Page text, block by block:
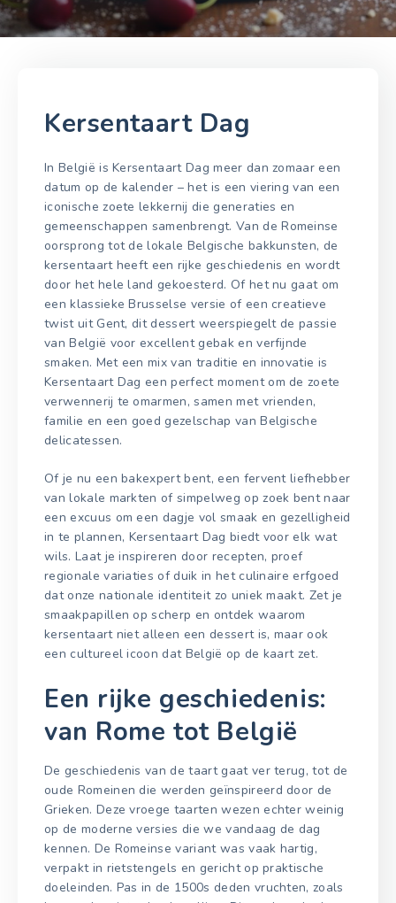
Kersentaart Dag
In België is Kersentaart Dag meer dan zomaar een
datum op de kalender – het is een viering van een
iconische zoete lekkernij die generaties en
gemeenschappen samenbrengt. Van de Romeinse
oorsprong tot de lokale Belgische bakkunsten, de
kersentaart heeft een rijke geschiedenis en wordt
door het hele land gekoesterd. Of het nu gaat om
een klassieke Brusselse versie of een creatieve
twist uit Gent, dit dessert weerspiegelt de passie
van België voor excellent gebak en verfijnde
smaken. Met een mix van traditie en innovatie is
Kersentaart Dag een perfect moment om de zoete
verwennerij te omarmen, samen met vrienden,
familie en een goed gezelschap van Belgische
delicatessen.
Of je nu een bakexpert bent, een fervent liefhebber
van lokale markten of simpelweg op zoek bent naar
een excuus om een dagje vol smaak en gezelligheid
in te plannen, Kersentaart Dag biedt voor elk wat
wils. Laat je inspireren door recepten, proef
regionale variaties of duik in het culinaire erfgoed
dat onze nationale identiteit zo uniek maakt. Zet je
smaakpapillen op scherp en ontdek waarom
kersentaart niet alleen een dessert is, maar ook
een cultureel icoon dat België op de kaart zet.
Een rijke geschiedenis:
van Rome tot België
De geschiedenis van de taart gaat ver terug, tot de
oude Romeinen die werden geïnspireerd door de
Grieken. Deze vroege taarten wezen echter weinig
op de moderne versies die we vandaag de dag
kennen. De Romeinse variant was vaak hartig,
verpakt in rietstengels en gericht op praktische
doeleinden. Pas in de 1500s deden vruchten, zoals